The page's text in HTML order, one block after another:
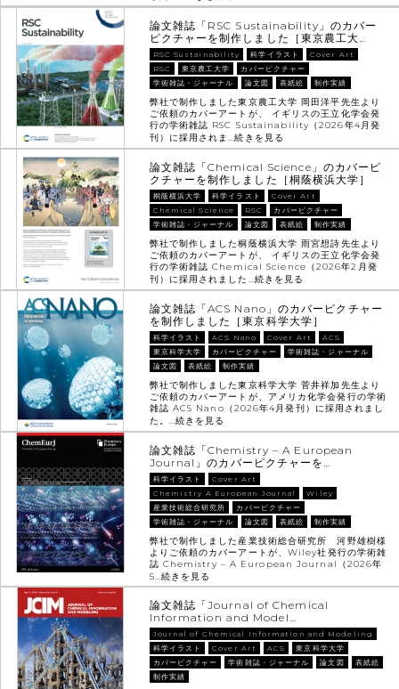
論文雑誌「RSC Sustainability」のカバー
ピクチャーを制作しました［東京農工大…
RSC Sustainability 科学イラスト
Cover Art
RSC
東京農工大学
カバーピクチャー
学術雑誌・ジャーナル
論文図 表紙絵 制作実績
弊社で制作しました東京農工大学 岡田洋平先生より
ご依頼のカバーアートが、 イギリスの王立化学会発
行の学術雑誌 RSC Sustainability（2026年4月発
刊）に採用されま…続きを見る
論文雑誌「Chemical Science」のカバーピ
クチャーを制作しました［桐蔭横浜大学］
桐蔭横浜大学 科学イラスト
Cover Art
Chemical Science
RSC
カバーピクチャー
学術雑誌・ジャーナル
論文図 表紙絵 制作実績
弊社で制作しました桐蔭横浜大学 雨宮想詩先生より
ご依頼のカバーアートが、 イギリスの王立化学会発
行の学術雑誌 Chemical Science（2026年2月発
刊）に採用されました…続きを見る
論文雑誌「ACS Nano」のカバーピクチャー
を制作しました［東京科学大学］
科学イラスト ACS Nano Cover Art
ACS
東京科学大学
カバーピクチャー
学術雑誌・ジャーナル
論文図
表紙絵 制作実績
弊社で制作しました東京科学大学 菅井祥加先生より
ご依頼のカバーアートが、アメリカ化学会発行の学術
雑誌 ACS Nano（2026年4月発刊）に採用されまし
た。…続きを見る
論文雑誌「Chemistry – A European
Journal」のカバーピクチャーを…
科学イラスト
Cover Art
Chemistry A European Journal
Wiley
産業技術総合研究所
カバーピクチャー
学術雑誌・ジャーナル
論文図 表紙絵 制作実績
弊社で制作しました産業技術総合研究所 河野雄樹様
よりご依頼のカバーアートが、Wiley社発行の学術雑
誌 Chemistry – A European Journal（2026年
5…続きを見る
論文雑誌「Journal of Chemical
Information and Model…
Journal of Chemical Information and Modeling
科学イラスト
Cover Art ACS
東京科学大学
カバーピクチャー
学術雑誌・ジャーナル 論文図
表紙絵
制作実績